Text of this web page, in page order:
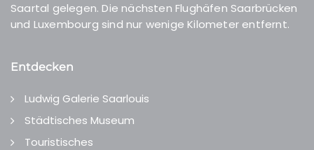
Saartal gelegen. Die nächsten Flughäfen Saarbrücken
und Luxembourg sind nur wenige Kilometer entfernt.
Entdecken
Ludwig Galerie Saarlouis
Städtisches Museum
Touristisches